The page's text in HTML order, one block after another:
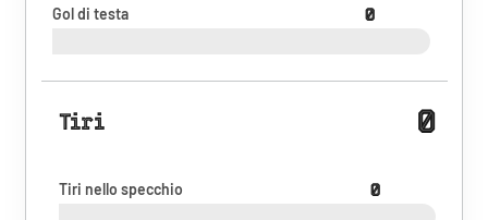
Gol di testa 0
Tiri 0
Tiri nello specchio 0